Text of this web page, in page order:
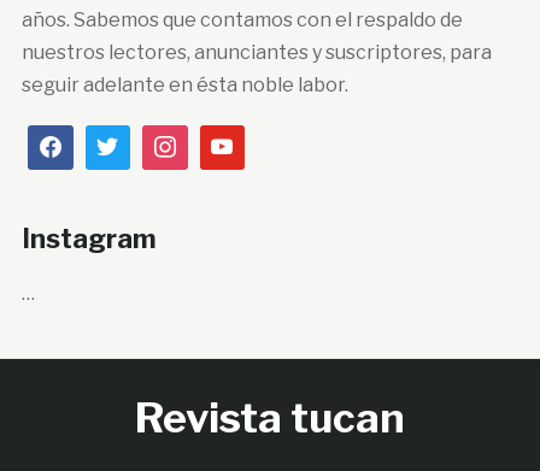
años. Sabemos que contamos con el respaldo de
nuestros lectores, anunciantes y suscriptores, para
seguir adelante en ésta noble labor.
Instagram
…
Revista tucan